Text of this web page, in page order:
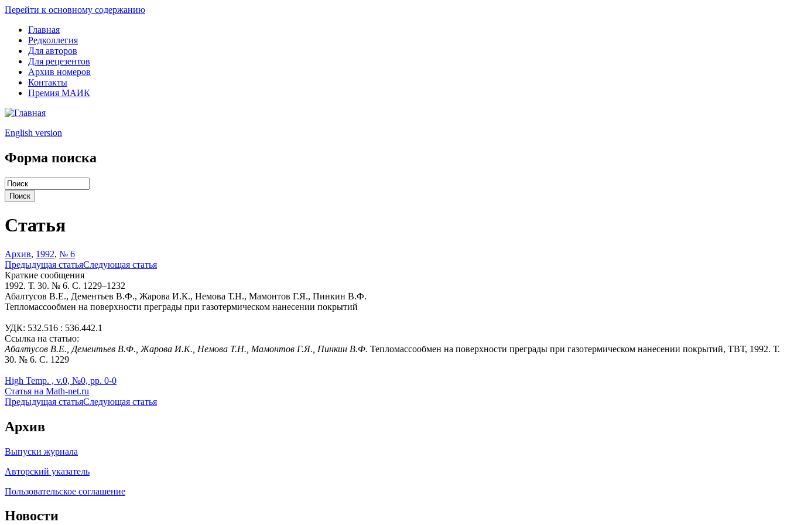
Перейти к основному содержанию
Главная
Редколлегия
Для авторов
Для рецезентов
Архив номеров
Контакты
Премия МАИК
English version
Форма поиска
Статья
Архив, 1992, № 6
Предыдущая статьяСледующая статья
Краткие сообщения
1992. Т. 30. № 6. С. 1229–1232
Абалтусов В.Е., Дементьев В.Ф., Жарова И.К., Немова Т.Н., Мамонтов Г.Я., Пинкин В.Ф.
Тепломассообмен на поверхности преграды при газотермическом нанесении покрытий
УДК: 532.516 : 536.442.1
Ссылка на статью:
Абалтусов В.Е., Дементьев В.Ф., Жарова И.К., Немова Т.Н., Мамонтов Г.Я., Пинкин В.Ф. Тепломассообмен на поверхности преграды при газотермическом нанесении покрытий, ТВТ, 1992. Т.
30. № 6. С. 1229
High Temp. , v.0, №0, pp. 0-0
Статья на Math-net.ru
Предыдущая статьяСледующая статья
Архив
Выпуски журнала
Авторский указатель
Пользовательское соглашение
Новости